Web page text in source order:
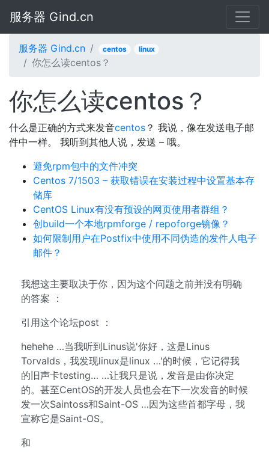
服务器 Gind.cn
服务器 Gind.cn centos linux
你怎么读centos？
你怎么读centos？
什么是正确的方式来发音centos ？ 我说，像在发送电子邮
件中一样。 我听到其他人说，发送 – 哦。
避免rpm包中的文件冲突
Centos 7/1503 – 获取错误在安装过程中设置基本存
储库
CentOS Linux有没有预设的网页使用者群组？
创build一个本地rpmforge / repoforge镜像？
如何限制用户在Postfix中使用不同伪造的发件人电子
邮件？
我想这主要取决于你，因为这个问题之前并没有明确
的答案 ：
引用这个论坛post ：
hehehe …当我听到Linus说'你好，这是Linus
Torvalds，我发现linux是linux …'的时候，它记得我
的旧声卡testing… …让我只是说，发音是由你决定
的。甚至CentOS的开发人员也会在下一次发音的时候
发一次Saintoss和Saint-OS …因为这些首都字母，我
宣称它是Saint-OS。
和